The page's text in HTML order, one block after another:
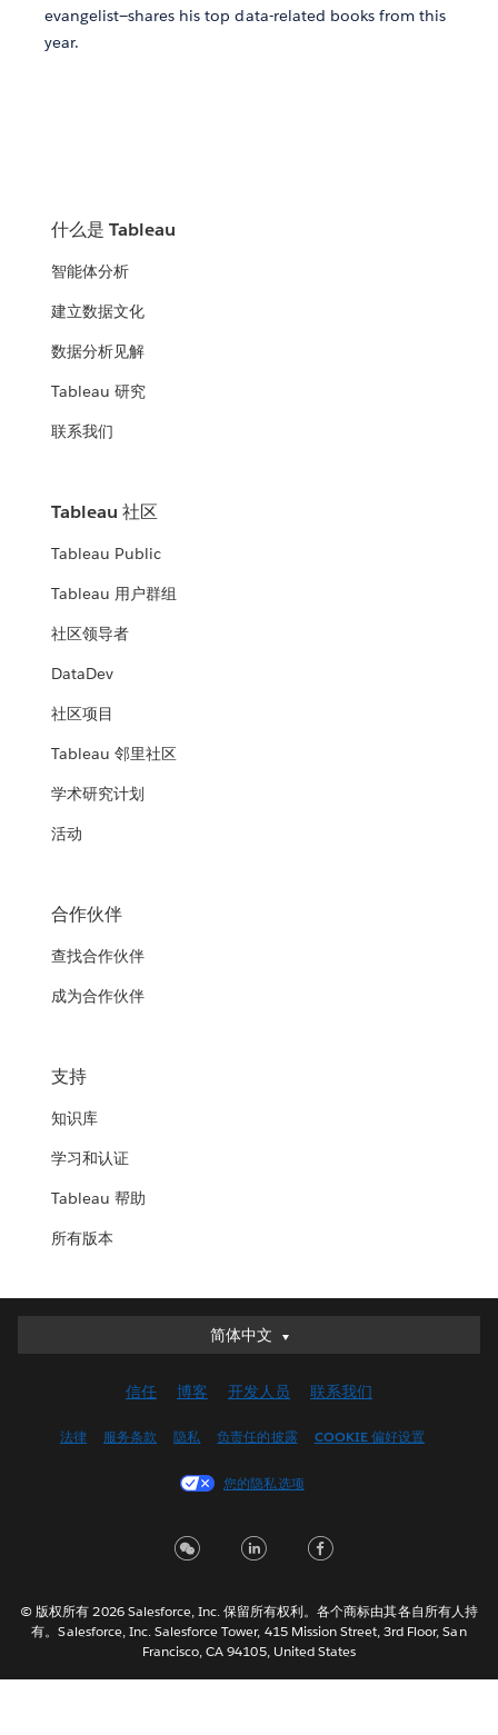
evangelist—shares his top data-related books from this
year.
什么是 Tableau
智能体分析
建立数据文化
数据分析见解
Tableau 研究
联系我们
Tableau 社区
Tableau Public
Tableau 用户群组
社区领导者
DataDev
社区项目
Tableau 邻里社区
学术研究计划
活动
合作伙伴
查找合作伙伴
成为合作伙伴
支持
知识库
学习和认证
Tableau 帮助
所有版本
简体中文
简体中文
English (UK)
Français (Canada)
Italiano
한국어
Nederlands
信任 博客 开发人员 联系我们
法律 服务条款 隐私 负责任的披露 COOKIE 偏好设置
您的隐私选项
© 版权所有 2026 Salesforce, Inc. 保留所有权利。各个商标由其各自所有人持
有。Salesforce, Inc. Salesforce Tower, 415 Mission Street, 3rd Floor, San
Francisco, CA 94105, United States